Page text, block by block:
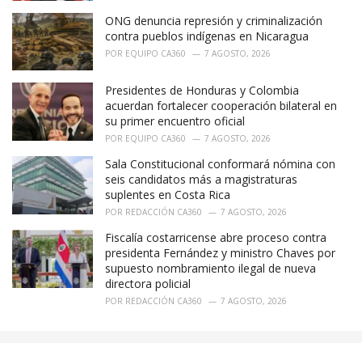
ONG denuncia represión y criminalización
contra pueblos indígenas en Nicaragua
POR EQUIPO CA360 7 AGOSTO, 2026
Presidentes de Honduras y Colombia
acuerdan fortalecer cooperación bilateral en
su primer encuentro oficial
POR EQUIPO CA360 7 AGOSTO, 2026
Sala Constitucional conformará nómina con
seis candidatos más a magistraturas
suplentes en Costa Rica
POR REDACCIÓN CA360 7 AGOSTO, 2026
Fiscalía costarricense abre proceso contra
presidenta Fernández y ministro Chaves por
supuesto nombramiento ilegal de nueva
directora policial
POR REDACCIÓN CA360 7 AGOSTO, 2026